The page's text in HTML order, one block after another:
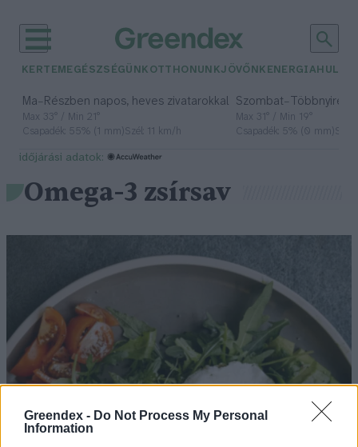
Greendex - Do Not Process My Personal
Information
KERTEM EGÉSZSÉGÜNK OTTHONUNKJÖVŐNK ENERGIA
Ma– Részben napos, heves zivatarokkal
Max 33° / Min 21°
Csapadék: 55% (1 mm)Szél: 11 km/h
Szombat– Többnyire
Max 31° / Min 19°
Csapadék: 5% (0 mm)
időjárási adatok:
Omega-3 zsírsav